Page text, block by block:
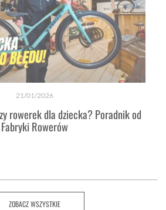
21/01/2026
rowerek dla dziecka? Poradnik od
Fabryki Rowerów
ZOBACZ WSZYSTKIE